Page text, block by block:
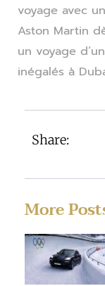
voyage avec
Aston Martin
un voyage
inégalés à
Share:
More